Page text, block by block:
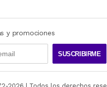
y promociones
SUSCRIBIRME